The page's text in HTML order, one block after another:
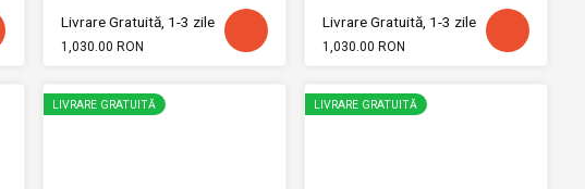
Livrare Gratuită, 1-3 zile
1,030.00 RON
Livrare Gratuită, 1-3 zile
1,030.00 RON
LIVRARE GRATUITĂ LIVRARE GRATUITĂ